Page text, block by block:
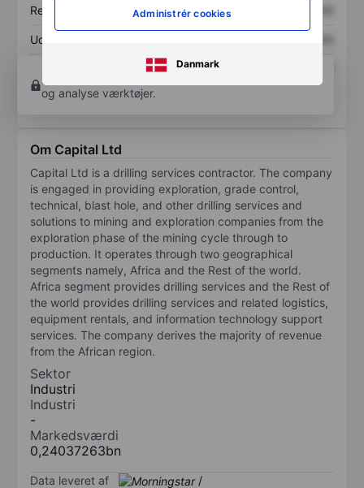
Administrér cookies
Danmark
Resultat pr. aktie (EPS) XXXXXXX
Udbytte pr. aktie
XXXXXXX
Opret konto
for at få adgang til flere diagrammer
og analyse værktøjer.
Om Capital Ltd
Capital Ltd is a drilling services contractor. The company
is engaged in providing exploration, grade control,
technical, blast hole, and other drilling services and
solutions to mining and exploration companies from the
exploration phase of the mining cycle through to
production. It operates through two geographical
segments namely, Africa and the Rest of the world.
Africa segment provides drilling services and the Rest of
the world provides drilling services and related logistics,
equipment rentals, and information technology support
services. The company derives the majority of revenue
from the African region.
Sektor
Industri
Industri
-
Markedsværdi
0,24037263bn
Data leveret af /